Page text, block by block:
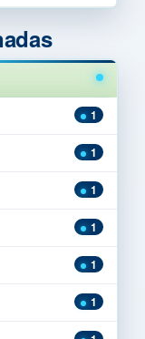
1
1
1
1
1
1